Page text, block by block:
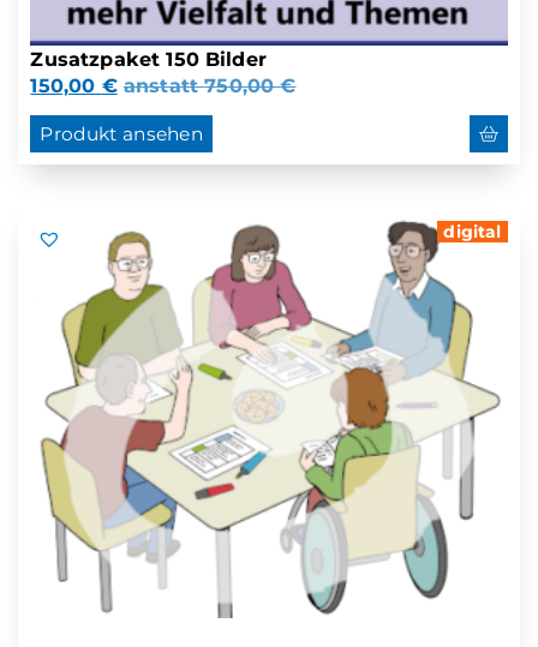
Zusatzpaket 150 Bilder
150,00 € anstatt750,00€
Produkt ansehen
digital